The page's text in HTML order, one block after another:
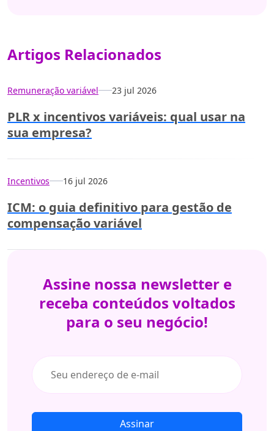
Artigos Relacionados
Remuneração variável 23 jul 2026
PLR x incentivos variáveis: qual usar na
sua empresa?
Incentivos 16 jul 2026
ICM: o guia definitivo para gestão de
compensação variável
Assine nossa newsletter e
receba conteúdos voltados
para o seu negócio!
Assinar